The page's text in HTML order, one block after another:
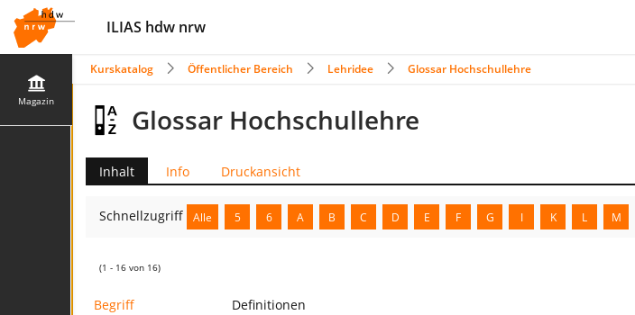
ILIAS hdw nrw
Magazin
Kurskatalog Öffentlicher Bereich Lehridee Glossar Hochschullehre
Glossar Hochschullehre
Inhalt Info Druckansicht
Schnellzugriff Alle 5 6 A B C D E F G I K L M
(1 - 16 von 16)
Begriff Definitionen